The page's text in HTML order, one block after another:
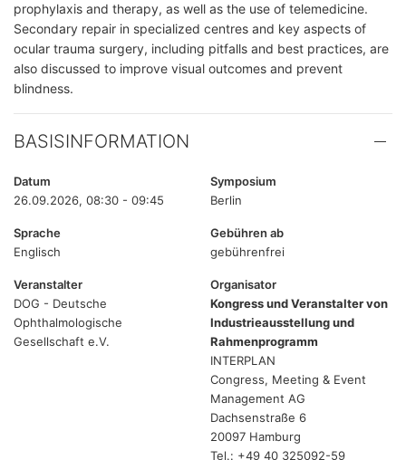
prophylaxis and therapy, as well as the use of telemedicine.
Secondary repair in specialized centres and key aspects of
ocular trauma surgery, including pitfalls and best practices, are
also discussed to improve visual outcomes and prevent
blindness.
BASISINFORMATION
Datum
26.09.2026, 08:30 - 09:45
Symposium
Berlin
Sprache
Englisch
Gebühren ab
gebührenfrei
Veranstalter
DOG - Deutsche
Ophthalmologische
Gesellschaft e.V.
Organisator
Kongress und Veranstalter von
Industrieausstellung und
Rahmenprogramm
INTERPLAN
Congress, Meeting & Event
Management AG
Dachsenstraße 6
20097 Hamburg
Tel.: +49 40 325092-59